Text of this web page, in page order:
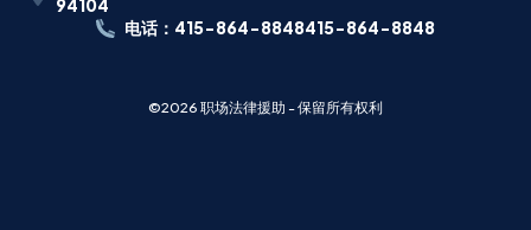
94104
电话：415-864-8848415-864-8848
©2026 职场法律援助 - 保留所有权利